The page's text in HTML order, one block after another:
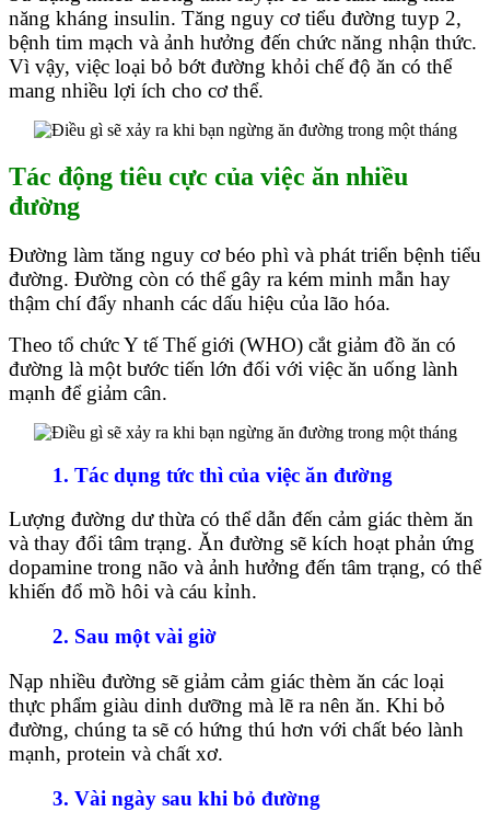
năng kháng insulin. Tăng nguy cơ tiểu đường tuyp 2,
bệnh tim mạch và ảnh hưởng đến chức năng nhận thức.
Vì vậy, việc loại bỏ bớt đường khỏi chế độ ăn có thể
mang nhiều lợi ích cho cơ thể.
Tác động tiêu cực của việc ăn nhiều
đường
Đường làm tăng nguy cơ béo phì và phát triển bệnh tiểu
đường. Đường còn có thể gây ra kém minh mẫn hay
thậm chí đẩy nhanh các dấu hiệu của lão hóa.
Theo tổ chức Y tế Thế giới (WHO) cắt giảm đồ ăn có
đường là một bước tiến lớn đối với việc ăn uống lành
mạnh để giảm cân.
1. Tác dụng tức thì của việc ăn đường
Lượng đường dư thừa có thể dẫn đến cảm giác thèm ăn
và thay đổi tâm trạng. Ăn đường sẽ kích hoạt phản ứng
dopamine trong não và ảnh hưởng đến tâm trạng, có thể
khiến đổ mồ hôi và cáu kỉnh.
2. Sau một vài giờ
Nạp nhiều đường sẽ giảm cảm giác thèm ăn các loại
thực phẩm giàu dinh dưỡng mà lẽ ra nên ăn. Khi bỏ
đường, chúng ta sẽ có hứng thú hơn với chất béo lành
mạnh, protein và chất xơ.
3. Vài ngày sau khi bỏ đường